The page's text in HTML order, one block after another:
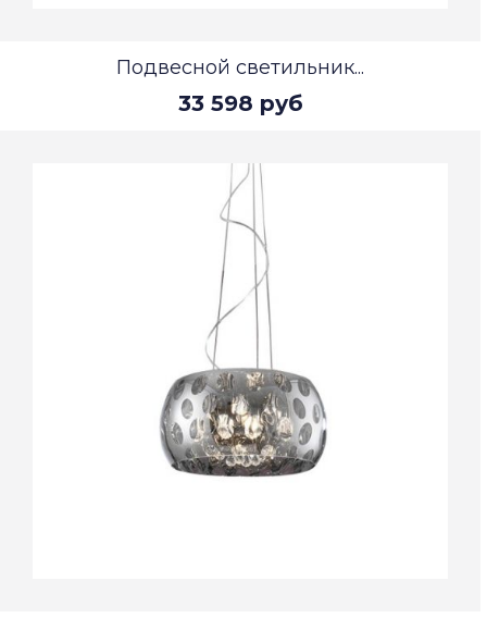
Подвесной светильник...
33 598 руб